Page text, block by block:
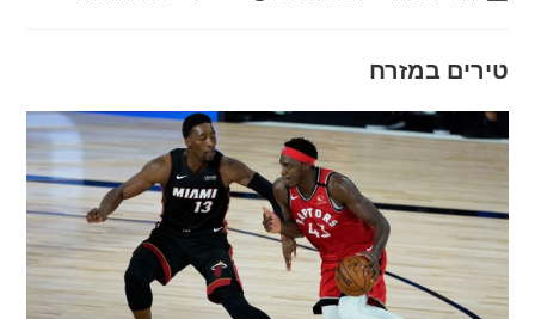
טירים במזרח